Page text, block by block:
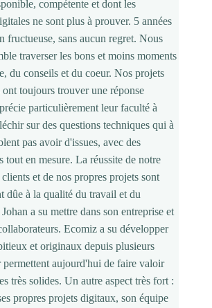
compétente et dont les
ne sont plus à prouver. 5 années
fructueuse, sans aucun regret. Nous
traverser les bons et moins moments
du conseils et du coeur. Nos projets
toujours trouver une réponse
particulièrement leur faculté à
sur des questions techniques qui à
pas avoir d'issues, avec des
tout en mesure. La réussite de notre
et de nos propres projets sont
dûe à la qualité du travail et du
a su mettre dans son entreprise et
Ecomiz a su développer
et originaux depuis plusieurs
permettent aujourd'hui de faire valoir
très solides. Un autre aspect très fort :
propres projets digitaux, son équipe